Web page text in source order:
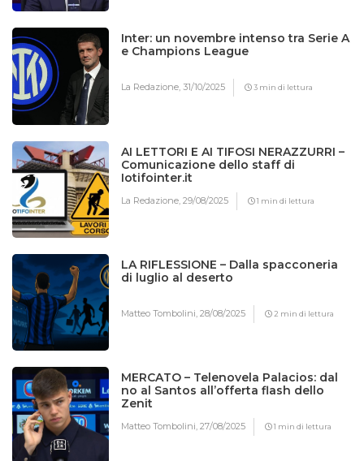
Inter: un novembre intenso tra Serie A
e Champions League
La Redazione,31/10/2025 3 min di lettura
AI LETTORI E AI TIFOSI NERAZZURRI –
Comunicazione dello staff di
Iotifointer.it
La Redazione,29/08/2025 1 min di lettura
LA RIFLESSIONE – Dalla spacconeria
di luglio al deserto
Matteo Tombolini,28/08/2025 2 min di lettura
MERCATO – Telenovela Palacios: dal
no al Santos all’offerta flash dello
Zenit
Matteo Tombolini,27/08/2025 1 min di lettura